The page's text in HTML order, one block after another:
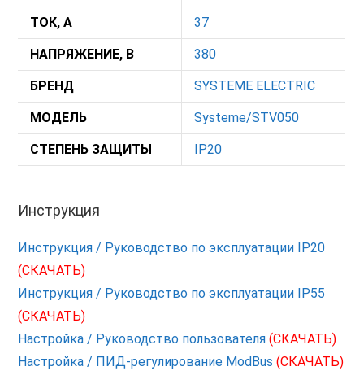
ТОК, А 37
НАПРЯЖЕНИЕ, В 380
БРЕНД SYSTEME ELECTRIC
МОДЕЛЬ Systeme/STV050
СТЕПЕНЬ ЗАЩИТЫ IP20
Инструкция
Инструкция / Руководство по эксплуатации IP20
(СКАЧАТЬ)
Инструкция / Руководство по эксплуатации IP55
(СКАЧАТЬ)
Настройка / Руководство пользователя(СКАЧАТЬ)
Настройка / ПИД-регулирование ModBus(СКАЧАТЬ)